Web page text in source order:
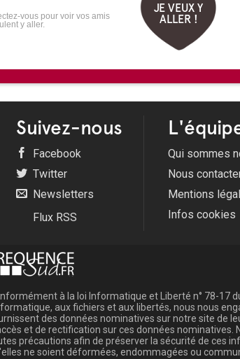
vous pour voir vos amis
y aller.
JE VEUX Y
ALLER !
Suivez-nous
Facebook
Twitter
Newsletters
Flux RSS
Qui sommes
Nous
Mentions
Infos cookies
à la loi Informatique et Liberté n° 78-17
aux fichiers et aux libertés, nous nous
des données nominatives sur notre site de
et de rectification sur ces données nominatives.
précautions afin de préserver la sécurité de ces
ne soient déformées, endommagées ou